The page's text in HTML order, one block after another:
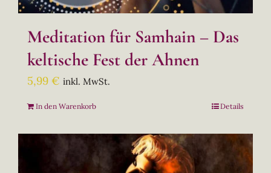
Meditation für Samhain – Das
keltische Fest der Ahnen
5,99 € inkl. MwSt.
In den Warenkorb Details